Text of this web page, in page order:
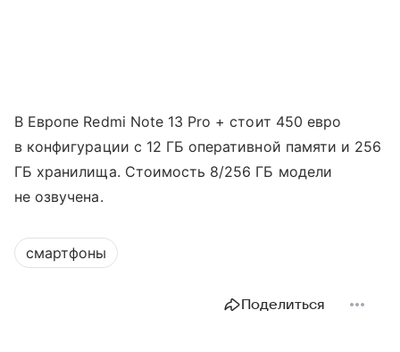
В Европе Redmi Note 13 Pro + стоит 450 евро
в конфигурации с 12 ГБ оперативной памяти и 256
ГБ хранилища. Стоимость 8/256 ГБ модели
не озвучена.
смартфоны
Поделиться